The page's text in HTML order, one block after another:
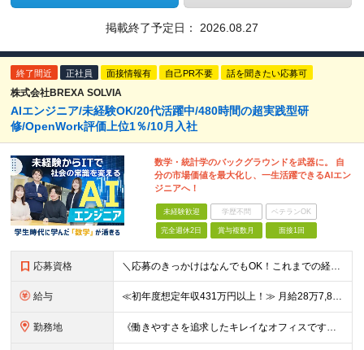
掲載終了予定日： 2026.08.27
終了間近 正社員 面接情報有 自己PR不要 話を聞きたい応募可
株式会社BREXA SOLVIA
AIエンジニア/未経験OK/20代活躍中/480時間の超実践型研
修/OpenWork評価上位1％/10月入社
数学・統計学のバックグラウンドを武器に。 自
分の市場価値を最大化し、一生活躍できるAIエン
ジニアへ！
未経験歓迎 学歴不問 ベテランOK
完全週休2日 賞与複数月 面接1回
応募資格 ＼応募のきっかけはなんでもOK！これまでの経験よりも「ITに興味がある」「前職の経験を活かしてキャリアチェンジしたい」という気持ちを重視しています／ ◆年齢30歳まで（若年層の長期キャリア形成のため
給与 ≪初年度想定年収431万円以上！≫ 月給28万7,825円～＋賞与年2回 ※上記金額には月20時間分(3万8,900円～)の見込み残業代を含み、超過した分は別途全額支給します。 ※経験やスキルを考慮
勤務地 《働きやすさを追求したキレイなオフィスです！》 【本社】 東京都新宿区新宿4-3-25 TOKYU REIT新宿ビル8F 【ラーニングセンター】 東京都渋谷区千駄ヶ谷5-32-10 南新宿SKビル6